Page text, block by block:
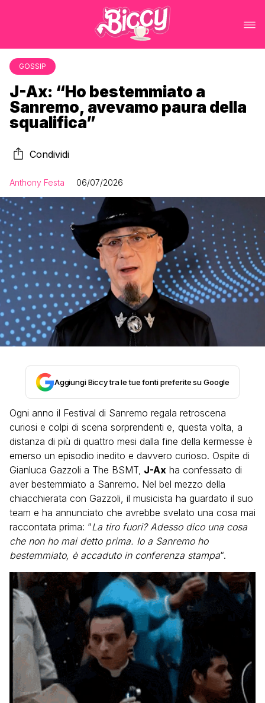
GOSSIP
J-Ax: “Ho bestemmiato a
Sanremo, avevamo paura della
squalifica”
Condividi
Anthony Festa 06/07/2026
Aggiungi Biccy tra le tue fonti preferite su Google
Ogni anno il Festival di Sanremo regala retroscena
curiosi e colpi di scena sorprendenti e, questa volta, a
distanza di più di quattro mesi dalla fine della kermesse è
emerso un episodio inedito e davvero curioso. Ospite di
Gianluca Gazzoli a The BSMT, J-Ax ha confessato di
aver bestemmiato a Sanremo. Nel bel mezzo della
chiacchierata con Gazzoli, il musicista ha guardato il suo
team e ha annunciato che avrebbe svelato una cosa mai
raccontata prima: “La tiro fuori? Adesso dico una cosa
che non ho mai detto prima. Io a Sanremo ho
bestemmiato, è accaduto in conferenza stampa“.